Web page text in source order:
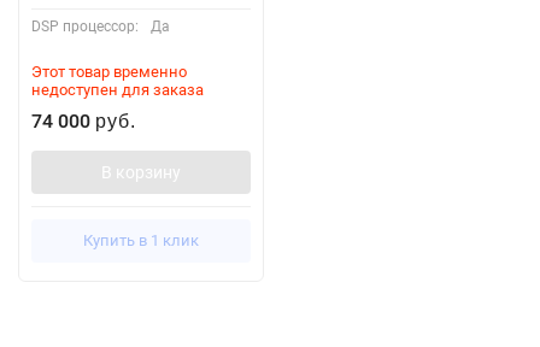
DSP процессор: Да
Этот товар временно
недоступен для заказа
74 000 руб.
В корзину
Купить в 1 клик